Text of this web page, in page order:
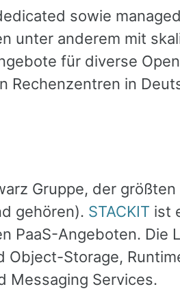
sowie
unter anderem mit
für diverse
Rechenzentren in
Gruppe, der größten
gehören). STACKIT ist
PaaS-Angeboten. Die
Object-Storage,
Messaging Services.